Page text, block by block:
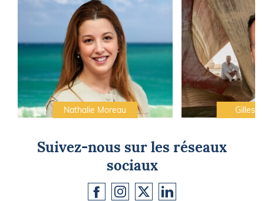
Nathalie Moreau Gilles
Suivez-nous sur les réseaux
sociaux